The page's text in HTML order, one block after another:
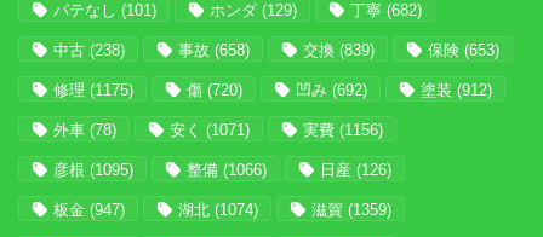
パテなし (101) ホンダ (129) 丁寧 (682)
中古 (238) 事故 (658) 交換 (839) 保険 (653)
修理 (1175) 傷 (720) 凹み (692) 塗装 (912)
外車 (78) 安く (1071) 実費 (1156)
彦根 (1095) 整備 (1066) 日産 (126)
板金 (947) 湖北 (1074) 滋賀 (1359)